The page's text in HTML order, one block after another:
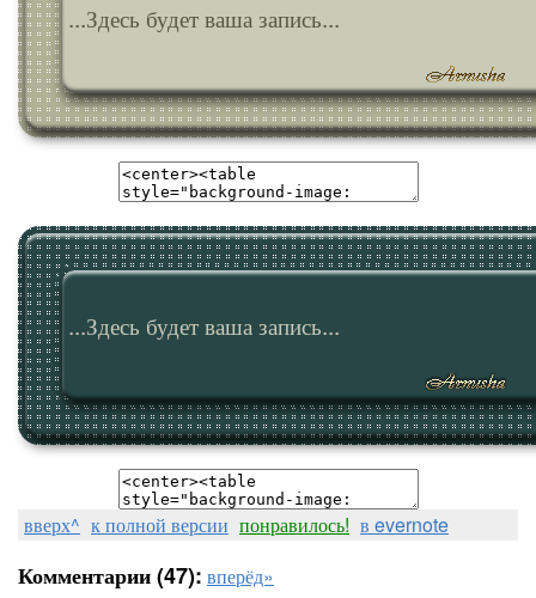
...Здесь будет ваша запись...
...Здесь будет ваша запись...
вверх^ к полной версии понравилось! в evernote
Комментарии (47): вперёд»